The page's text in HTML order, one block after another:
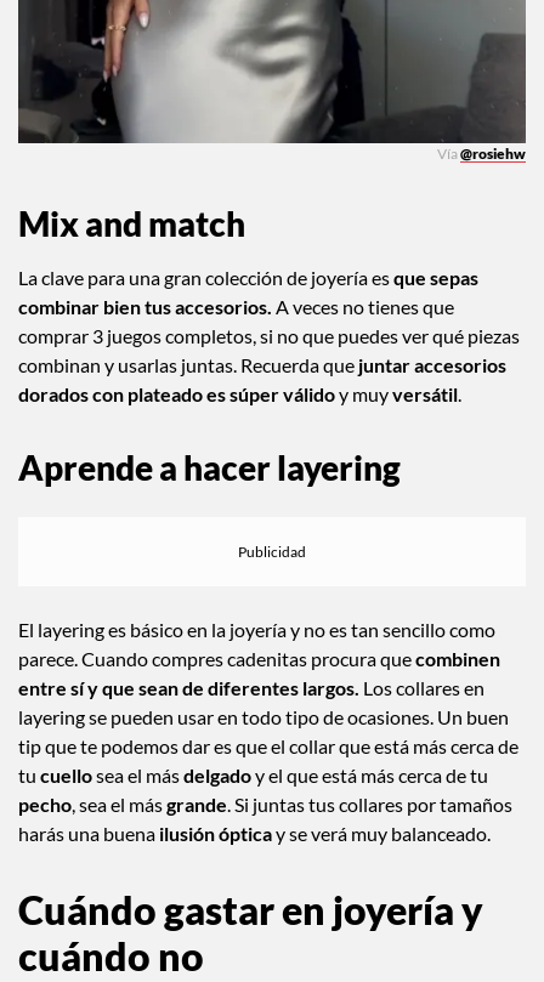
Vía@rosiehw
Mix and match
La clave para una gran colección de joyería esque sepas
combinar bien tus accesorios. A veces no tienes que
comprar 3 juegos completos, si no que puedes ver qué piezas
combinan y usarlas juntas. Recuerda que juntar accesorios
dorados con plateado es súper válidoy muyversátil.
Aprende a hacer layering
El layering es básico en la joyería y no es tan sencillo como
parece. Cuando compres cadenitas procura quecombinen
entre sí y que sean de diferentes largos. Los collares en
layering se pueden usar en todo tipo de ocasiones. Un buen
tip que te podemos dar es que el collar que está más cerca de
tu cuellosea el másdelgadoy el que está más cerca de tu
pecho , sea el másgrande . Si juntas tus collares por tamaños
harás una buena ilusión ópticay se verá muy balanceado.
Cuándo gastar en joyería y
cuándo no